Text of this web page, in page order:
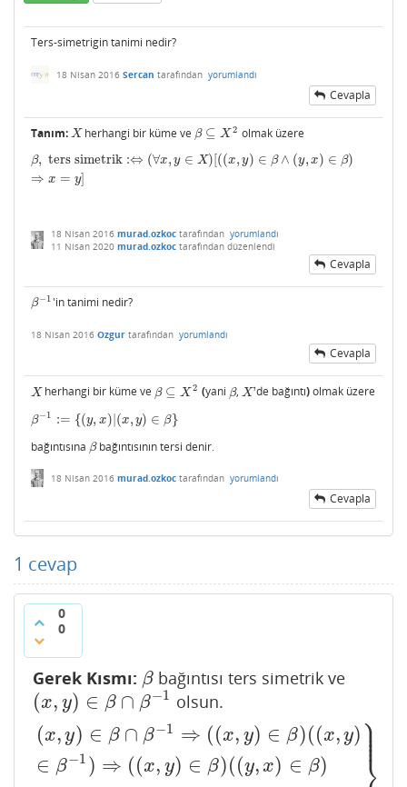
Ters-simetrigin tanimi nedir?
18 Nisan 2016 Sercan tarafından yorumlandı
Cevapla
Tanım: X
X herhangi bir küme ve β ⊆ X 2
β⊆X 2 olmak üzere
β, ters simetrik :⇔ (∀x, y ∈ X)[((x, y) ∈ β ∧ (y, x) ∈ β)
⇒ x = y]
β,ters simetrik:⇔(∀x y∈X)[( (x,y)∈β∧(y ,x)∈ β)⇒x=y ]
18 Nisan 2016 murad.ozkoc tarafından yorumlandı
11 Nisan 2020 murad.ozkoc tarafından düzenlendi
Cevapla
β−1
β−1'in tanimi nedir?
18 Nisan 2016 Ozgur tarafından yorumlandı
Cevapla
X
X herhangi bir küme ve β ⊆ X2
β⊆X 2 (yani β
β, X'
X' de bağıntı)olmak üzere
β−1 := {(y, x) (x, y) ∈ β}
β−1 :={(y x)| (x,y)∈β }
bağıntısına β
βbağıntısının tersi denir.
18 Nisan 2016 murad.ozkoc tarafından yorumlandı
Cevapla
1 cevap
0
0
Gerek Kısmı: β
βbağıntısı ters simetrik ve
(x, y) ∈ β ∩ β−1
(x,y ∈β ∩ β− 1 olsun.
(x, y) ∈ β ∩ β−1 ⇒ ((x, y) ∈ β)((x, y)
∈ β−1 ) ⇒ ((x, y) ∈ β)((y, x) ∈ β)
⎫
⎪
⎪⎪⎪
x, y)∈ ∩ − ⇒((x, y)∈ β) (x ,y)∈β−1) ⇒( x,y y